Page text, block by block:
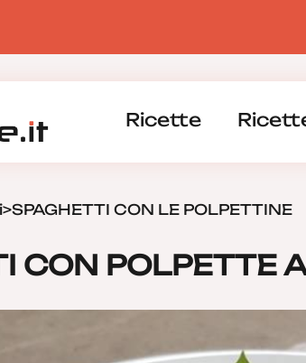
Ricette
>SPAGHETTI CON LE POLPETTINE
CON POLPETTE